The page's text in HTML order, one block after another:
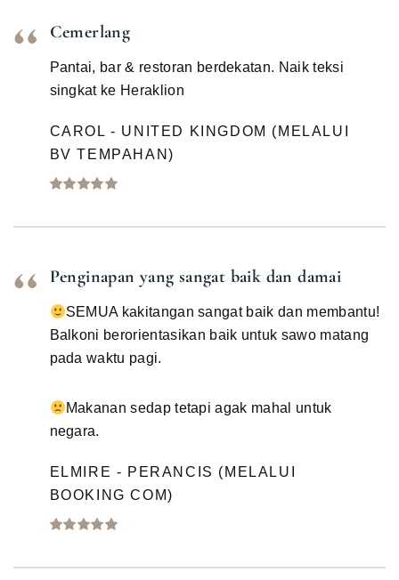
Cemerlang
Pantai, bar & restoran berdekatan. Naik teksi
singkat ke Heraklion
CAROL - UNITED KINGDOM (MELALUI
BV TEMPAHAN)
Penginapan yang sangat baik dan damai
SEMUA kakitangan sangat baik dan membantu!
Balkoni berorientasikan baik untuk sawo matang
pada waktu pagi.
Makanan sedap tetapi agak mahal untuk
negara.
ELMIRE - PERANCIS (MELALUI
BOOKING COM)